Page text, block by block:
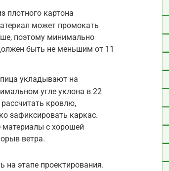
плотного картона
может промокать
поэтому минимально
быть не меньшим от 11
укладывают на
угле уклона в 22
кровлю,
зафиксировать каркас.
материалы с хорошей
ветра.
на этапе проектирования.